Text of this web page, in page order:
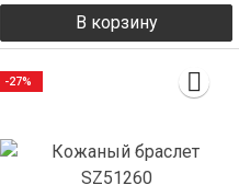
В корзину
-27%